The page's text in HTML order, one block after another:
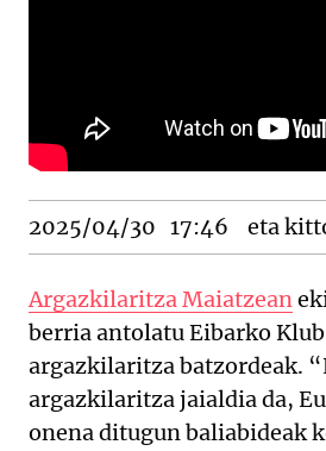
2025/04/30 17:46 eta
Argazkilaritza Maiatzean
berria antolatu Eibarko
argazkilaritza batzordeak.
argazkilaritza jaialdia da,
onena ditugun baliabideak